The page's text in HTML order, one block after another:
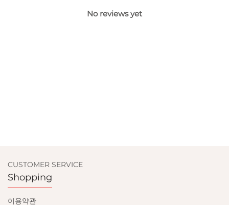
No reviews yet
CUSTOMER SERVICE
Shopping
이용약관